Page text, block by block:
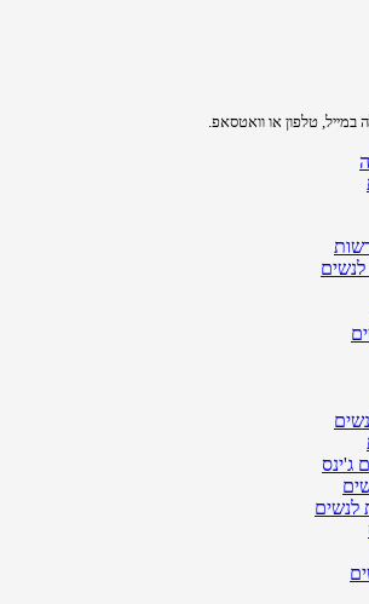
במייל, טלפון או וואטסאפ.
ג'ינס
לנשים